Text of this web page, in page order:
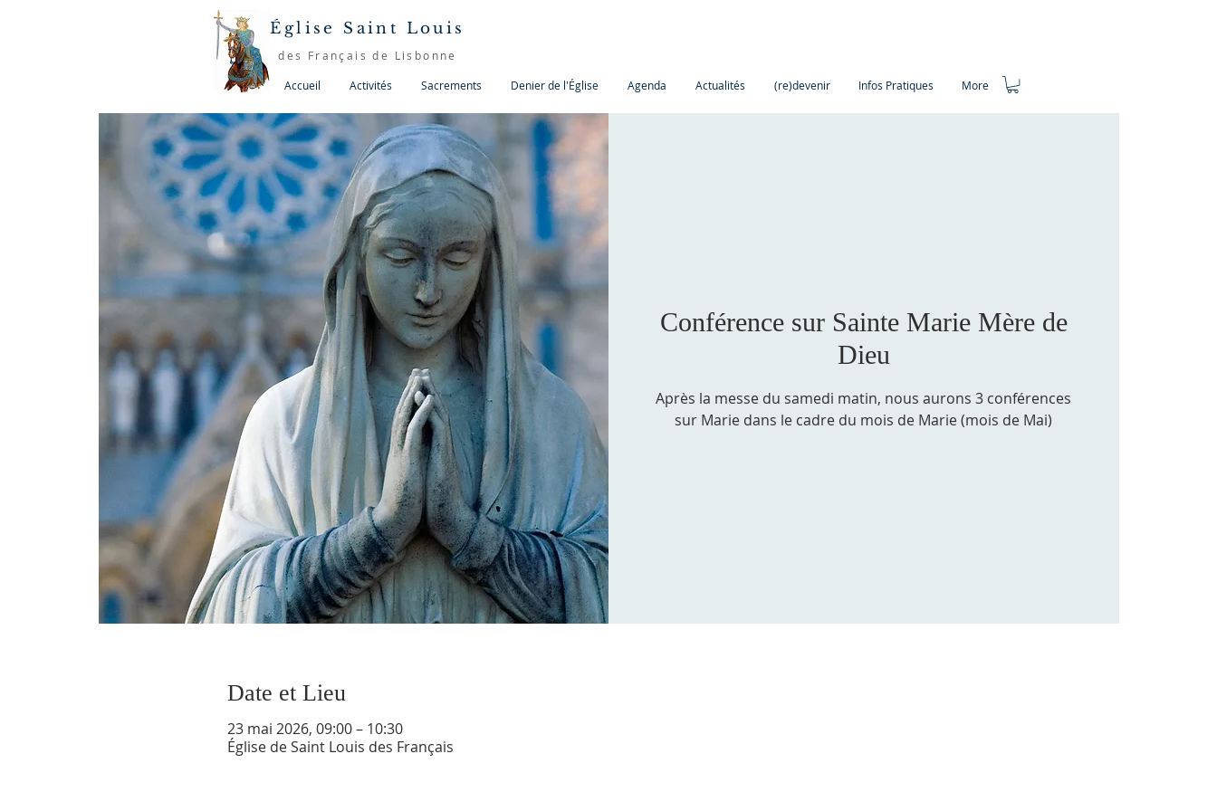
Accueil Activités Sacrements Denier de l'Église Agenda Actualités (re)devenir Infos Pratiques More
Église Saint Louis
des Français de Lisbonne
Conférence sur Sainte Marie Mère de
Dieu
Après la messe du samedi matin, nous aurons 3 conférences
sur Marie dans le cadre du mois de Marie (mois de Mai)
Date et Lieu
23 mai 2026, 09:00 – 10:30
Église de Saint Louis des Français